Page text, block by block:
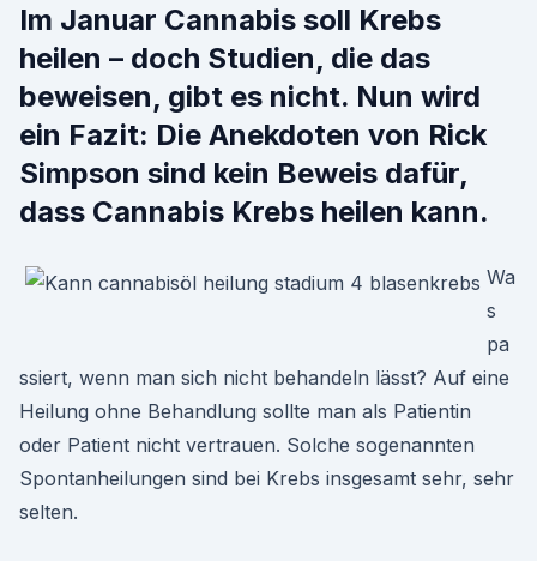
Im Januar Cannabis soll Krebs
heilen – doch Studien, die das
beweisen, gibt es nicht. Nun wird
ein Fazit: Die Anekdoten von Rick
Simpson sind kein Beweis dafür,
dass Cannabis Krebs heilen kann.
Wa
s
pa
ssiert, wenn man sich nicht behandeln lässt? Auf eine
Heilung ohne Behandlung sollte man als Patientin
oder Patient nicht vertrauen. Solche sogenannten
Spontanheilungen sind bei Krebs insgesamt sehr, sehr
selten.